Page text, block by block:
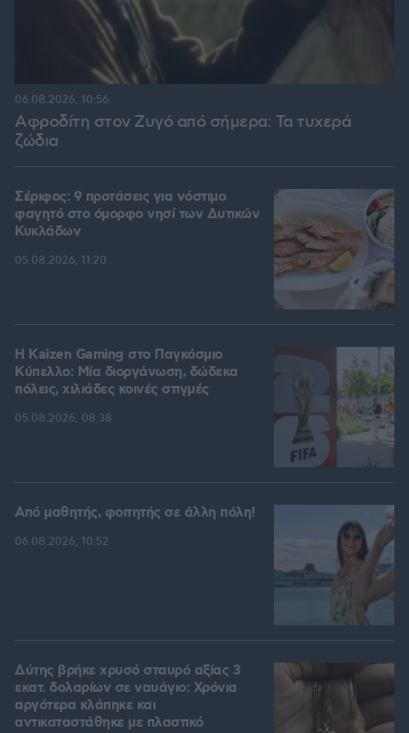
Αφροδίτη στον Ζυγό από σήμερα: Τα τυχερά
ζώδια
06.08.2026, 10:56
Σέριφος: 9 προτάσεις για νόστιμο
φαγητό στο όμορφο νησί των Δυτικών
Κυκλάδων
05.08.2026, 11:20
H Kaizen Gaming στο Παγκόσμιο
Kύπελλο: Μία διοργάνωση, δώδεκα
πόλεις, χιλιάδες κοινές στιγμές
05.08.2026, 08:38
Από μαθητής, φοιτητής σε άλλη πόλη!
06.08.2026, 10:52
Δύτης βρήκε χρυσό σταυρό αξίας 3
εκατ. δολαρίων σε ναυάγιο: Χρόνια
αργότερα κλάπηκε και
αντικαταστάθηκε με πλαστικό